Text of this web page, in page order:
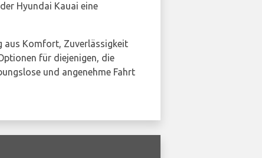
Hyundai Kauai eine
aus Komfort, Zuverlässigkeit
für diejenigen, die
und angenehme Fahrt